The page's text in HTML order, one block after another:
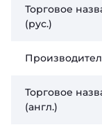
Торговое
(рус.)
Торговое
(англ.)